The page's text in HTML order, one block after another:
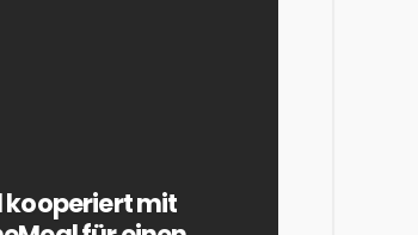
kooperiert mit